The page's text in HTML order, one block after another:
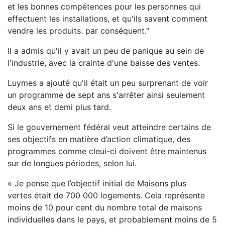
et les bonnes compétences pour les personnes qui
effectuent les installations, et qu'ils savent comment
vendre les produits. par conséquent."
Il a admis qu'il y avait un peu de panique au sein de
l'industrie, avec la crainte d'une baisse des ventes.
Luymes a ajouté qu'il était un peu surprenant de voir
un programme de sept ans s'arrêter ainsi seulement
deux ans et demi plus tard.
Si le gouvernement fédéral veut atteindre certains de
ses objectifs en matière d’action climatique, des
programmes comme cleui-ci doivent être maintenus
sur de longues périodes, selon lui.
« Je pense que l’objectif initial de Maisons plus
vertes était de 700 000 logements. Cela représente
moins de 10 pour cent du nombre total de maisons
individuelles dans le pays, et probablement moins de 5